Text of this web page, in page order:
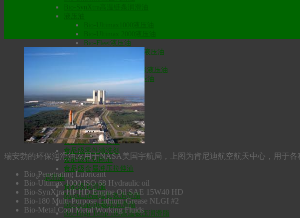
Bio-Fleet液压油
Bio-Ultimax LT低温液压油
Bio-Ultimax1500绝缘液压油
Bio-SynXtra传动液压油
食品级润滑油
食品级齿轮油
食品级液压油
食品级通用润滑油
食品级脱模剂
食品级空压机/冷冻机油
食品级气动工具油
食品级零件清洗剂
食品级铝切削油
食品级金属冲压拉伸油
润滑脂
食品级润滑脂
MaxxLife高温长效润滑脂
Bio-Graphite极压润滑脂
Bio-High Temp 180高温极压润滑脂
瑞安勃的环保润滑油应用于NASA美国宇航局，上图为肯尼迪航空航天中心，用于
Bio-Penetrating Lubricant
Bio-Ultimax 1000 ISO 68 Hydraulic oil
Bio-SynXtra HP HD Engine Oil SAE 15W40 HD
Bio-180 Multi-Purpose Lithium Grease NLGI #2
Bio-Metal Cool Metal Working Fluids